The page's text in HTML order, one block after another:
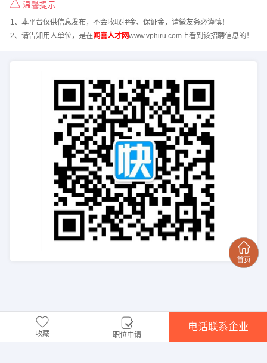
温馨提示
1、本平台仅供信息发布，不会收取押金、保证金，请微友务必谨慎！
2、请告知用人单位，是在闻喜人才网www.vphiru.com上看到该招聘信息的！
收藏 职位申请
电话联系企业